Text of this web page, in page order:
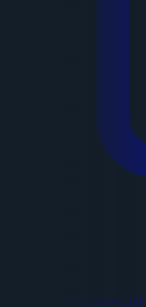
adrie@htphees.nl